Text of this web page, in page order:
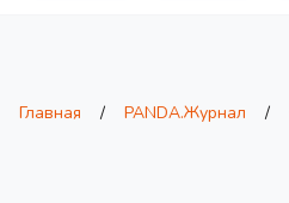
Главная / PANDA.Журнал /